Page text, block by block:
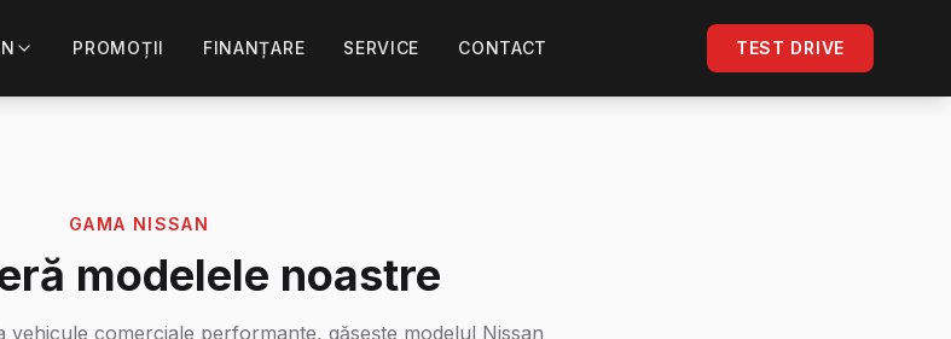
PROMOȚII FINANȚARE SERVICE CONTACT TEST DRIVE
GAMA NISSAN
modelele noastre
comerciale performante, găsește modelul Nissan